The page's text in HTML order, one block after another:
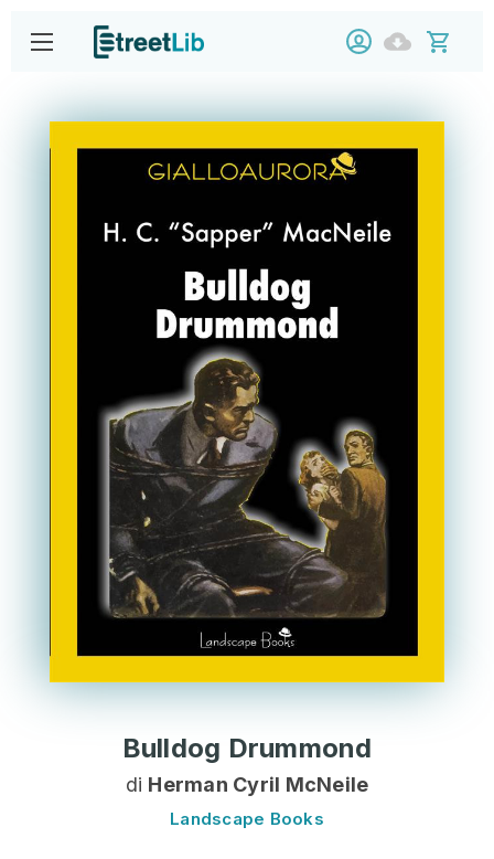
Bulldog Drummond
di Herman Cyril McNeile
Landscape Books